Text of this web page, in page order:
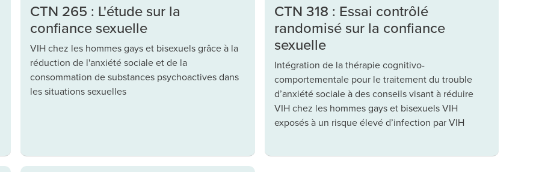
CTN 265 : L'étude sur la
confiance sexuelle
VIH chez les hommes gays et bisexuels grâce à la
réduction de l'anxiété sociale et de la
consommation de substances psychoactives dans
les situations sexuelles
CTN 318 : Essai contrôlé
randomisé sur la confiance
sexuelle
Intégration de la thérapie cognitivo-
comportementale pour le traitement du trouble
d’anxiété sociale à des conseils visant à réduire
VIH chez les hommes gays et bisexuels VIH
exposés à un risque élevé d’infection par VIH